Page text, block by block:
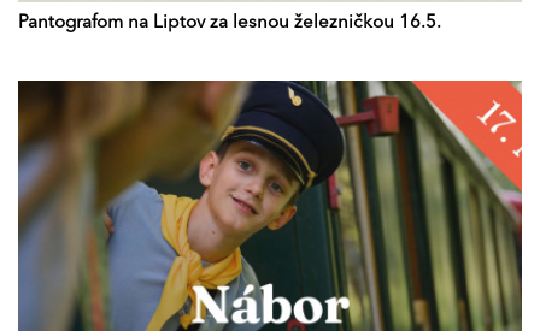
Pantografom na Liptov za lesnou železničkou 16.5.